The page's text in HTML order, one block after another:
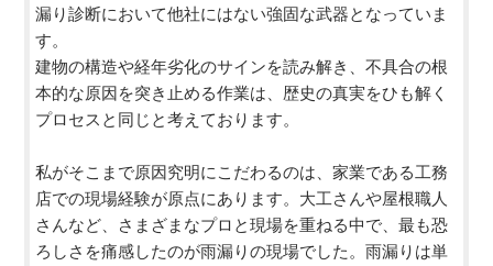
漏り診断において他社にはない強固な武器となっていま
す。
建物の構造や経年劣化のサインを読み解き、不具合の根
本的な原因を突き止める作業は、歴史の真実をひも解く
プロセスと同じと考えております。
私がそこまで原因究明にこだわるのは、家業である工務
店での現場経験が原点にあります。大工さんや屋根職人
さんなど、さまざまなプロと現場を重ねる中で、最も恐
ろしさを痛感したのが雨漏りの現場でした。雨漏りは単